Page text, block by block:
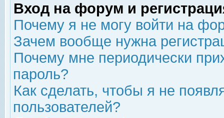
Вход на форум и
Почему я не могу войти на
Зачем вообще нужна
Почему мне периодически
пароль?
Как сделать, чтобы я не
пользователей?